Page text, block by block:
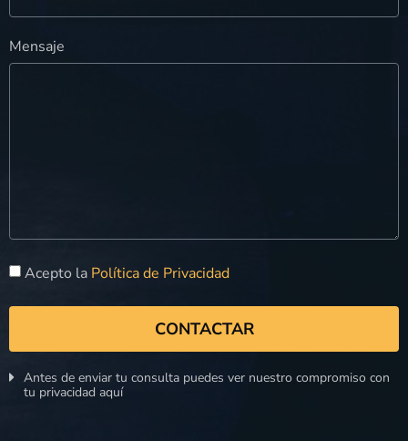
Mensaje
Acepto la Política de Privacidad
CONTACTAR
Antes de enviar tu consulta puedes ver nuestro compromiso con
tu privacidad aquí